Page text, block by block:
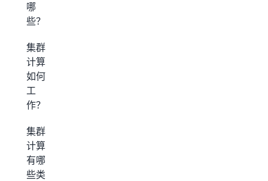
哪
些？
集群
计算
如何
工
作？
集群
计算
有哪
些类